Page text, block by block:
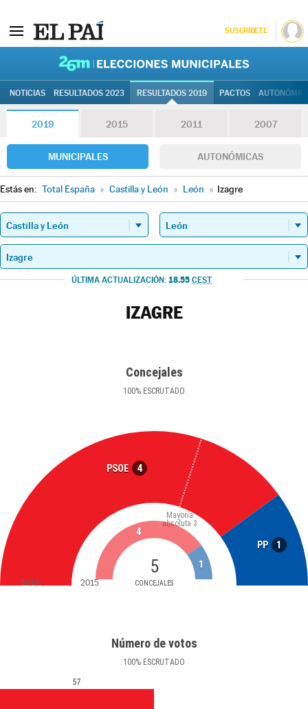
SUSCRÍBETE
NOTICIAS RESULTADOS 2023 RESULTADOS 2019 PACTOS
2019 2015 2011 2007
MUNICIPALES AUTONÓMICAS
Estás en: Total España » Castilla y León » León » Izagre
ÚLTIMA ACTUALIZACIÓN: 18.55 CEST
IZAGRE
Concejales
100% ESCRUTADO
PSOE 4
PP 1
5
CONCEJALES
Mayoría
absoluta 3
4
1
2019 2015
Número de votos
100% ESCRUTADO
57